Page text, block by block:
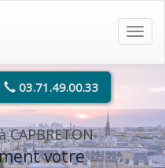
03.71.49.00.33
CAPBRETON
votre